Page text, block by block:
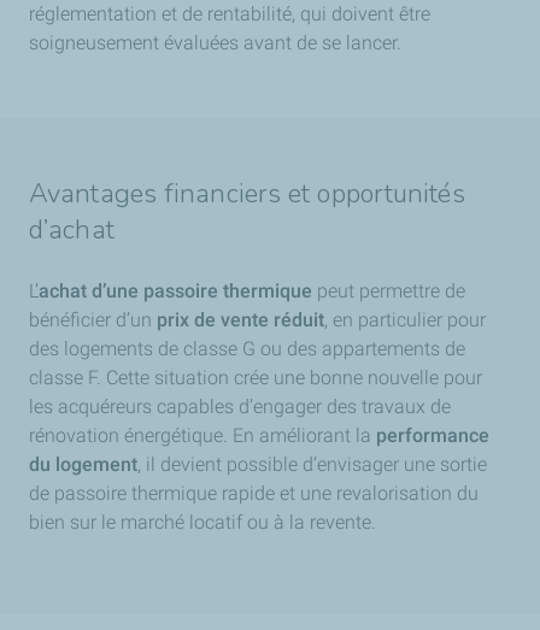
réglementation et de rentabilité, qui doivent être
soigneusement évaluées avant de se lancer.
Avantages financiers et opportunités
d’achat
L’achat d’une passoire thermique peut permettre de
bénéficier d’un prix de vente réduit, en particulier pour
des logements de classe G ou des appartements de
classe F. Cette situation crée une bonne nouvelle pour
les acquéreurs capables d’engager des travaux de
rénovation énergétique. En améliorant la performance
du logement, il devient possible d’envisager une sortie
de passoire thermique rapide et une revalorisation du
bien sur le marché locatif ou à la revente.